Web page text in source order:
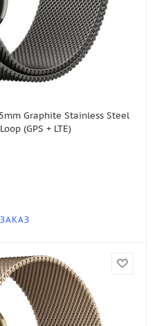
Graphite Stainless Steel
(GPS + LTE)